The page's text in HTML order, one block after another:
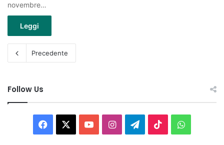
novembre…
Leggi
Precedente
Follow Us
Facebook You InstagramTelegram
TikTok